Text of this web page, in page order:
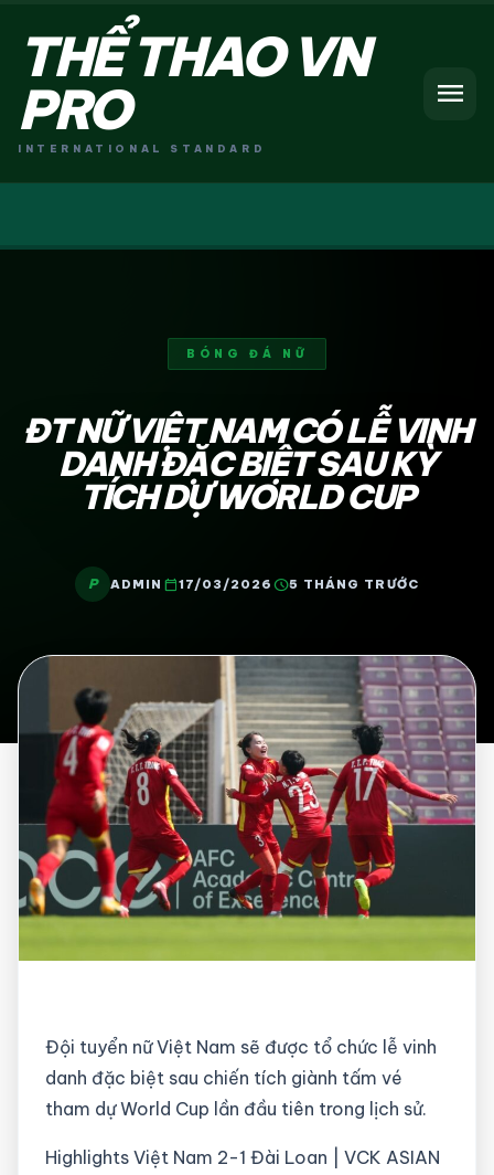
THỂ THAO VN
PRO
INTERNATIONAL STANDARD
menu
BÓNG ĐÁ NỮ
ĐT NỮ VIỆT NAM CÓ LỄ VINH
DANH ĐẶC BIỆT SAU KỲ
TÍCH DỰ WORLD CUP
P ADMIN calendar_today17/03/2026 schedule5 THÁNG TRƯỚC
Đội tuyển nữ Việt Nam sẽ được tổ chức lễ vinh
danh đặc biệt sau chiến tích giành tấm vé
tham dự World Cup lần đầu tiên trong lịch sử.
Highlights Việt Nam 2-1 Đài Loan | VCK ASIAN